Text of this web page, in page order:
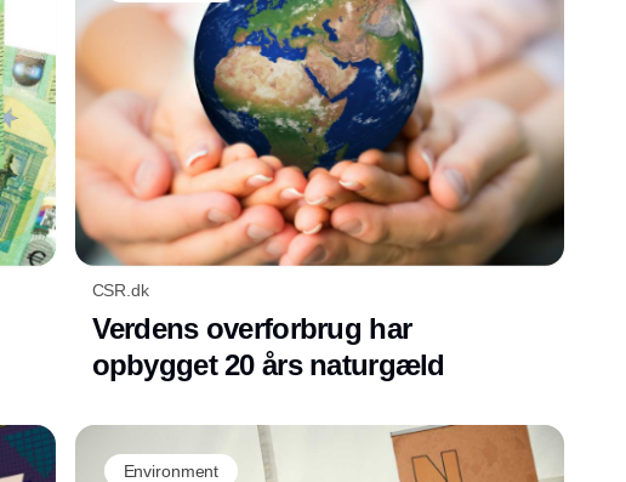
CSR.dk
Verdens overforbrug har
opbygget 20 års naturgæld
Environment